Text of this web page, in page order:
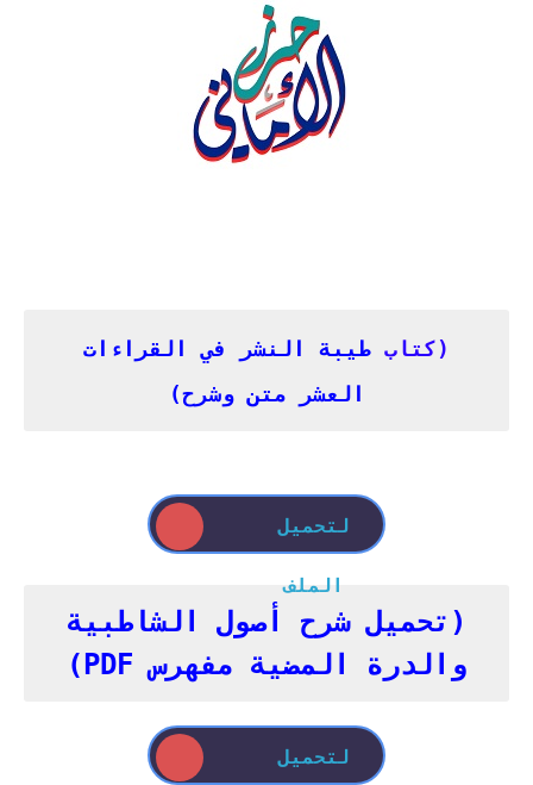
(كتاب طيبة النشر في القراءات
العشر متن وشرح)
لتحميل
الملف
(تحميل شرح أصول الشاطبية
والدرة المضية مفهرس PDF)
لتحميل